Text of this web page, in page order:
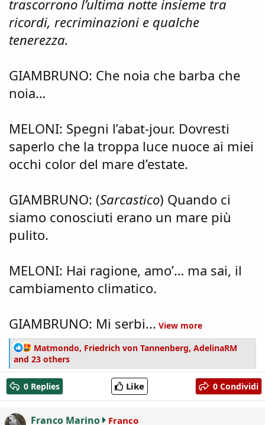
trascorrono l’ultima notte insieme tra
ricordi, recriminazioni e qualche
tenerezza.
GIAMBRUNO: Che noia che barba che
noia…
MELONI: Spegni l’abat-jour. Dovresti
saperlo che la troppa luce nuoce ai miei
occhi color del mare d’estate.
GIAMBRUNO: (Sarcastico) Quando ci
siamo conosciuti erano un mare più
pulito.
MELONI: Hai ragione, amo’… ma sai, il
cambiamento climatico.
GIAMBRUNO: Mi serbi... View more
R
e
a
c
t
i
o
Matmondo, Friedrich von Tannenberg, AdelinaRM
and 23 others
0 Replies Like 0 Condividi
Franco Marino
Franco